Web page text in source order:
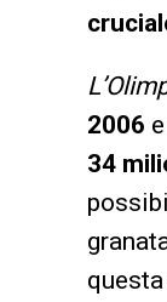
2006
34
questa